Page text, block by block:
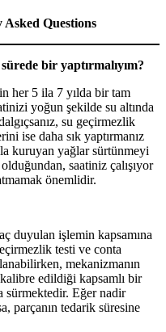
Questions
bir yaptırmalıyım?
her 5 ila 7 yılda bir tam
yoğun şekilde su altında
su geçirmezlik
ise daha sık yaptırmanız
kuruyan yağlar sürtünmeyi
olduğundan, saatiniz çalışıyor
önemlidir.
duyulan işlemin kapsamına
testi ve conta
mekanizmanın
edildiği kapsamlı bir
sürmektedir. Eğer nadir
parçanın tedarik süresine